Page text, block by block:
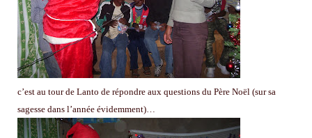
c’est au tour de Lanto de répondre aux questions du Père Noël (sur sa
sagesse dans l’année évidemment)…